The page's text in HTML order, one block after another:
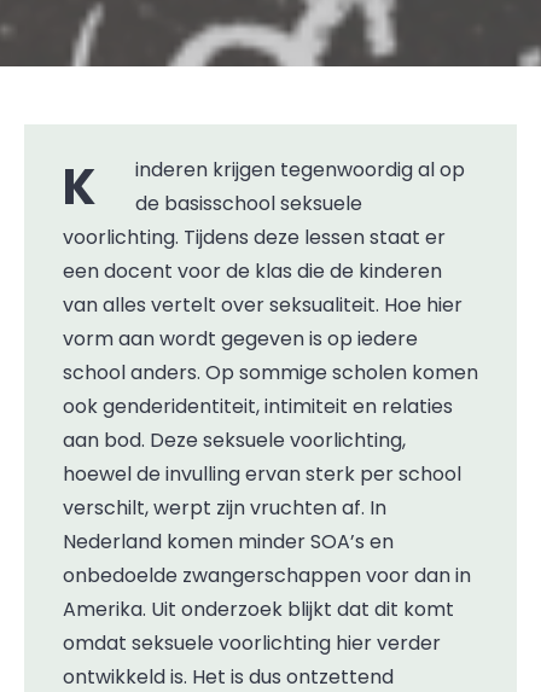
Kinderen krijgen tegenwoordig al op
de basisschool seksuele
voorlichting. Tijdens deze lessen staat er
een docent voor de klas die de kinderen
van alles vertelt over seksualiteit. Hoe hier
vorm aan wordt gegeven is op iedere
school anders. Op sommige scholen komen
ook genderidentiteit, intimiteit en relaties
aan bod. Deze seksuele voorlichting,
hoewel de invulling ervan sterk per school
verschilt, werpt zijn vruchten af. In
Nederland komen minder SOA’s en
onbedoelde zwangerschappen voor dan in
Amerika. Uit onderzoek blijkt dat dit komt
omdat seksuele voorlichting hier verder
ontwikkeld is. Het is dus ontzettend